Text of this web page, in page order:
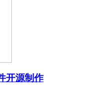
开源制作